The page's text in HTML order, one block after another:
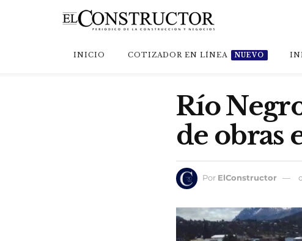
INICIO COTIZADOR EN LÍNEA NUEVO
Río
de obras
Por ElConstructor